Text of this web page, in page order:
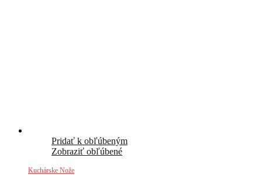
Pridať k obľúbeným
Zobraziť obľúbené
Kuchárske Nože